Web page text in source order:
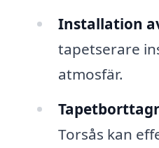
Installation
tapetserare
atmosfär.
Torsås kan